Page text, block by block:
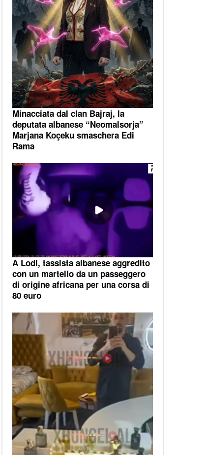
Minacciata dal clan Bajraj, la
deputata albanese “Neomalsorja”
Marjana Koçeku smaschera Edi
Rama
A Lodi, tassista albanese aggredito
con un martello da un passeggero
di origine africana per una corsa di
80 euro